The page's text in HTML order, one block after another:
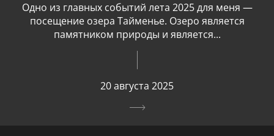
Одно из главных событий лета 2025 для меня —
посещение озера Тайменье. Озеро является
памятником природы и является...
20 августа 2025